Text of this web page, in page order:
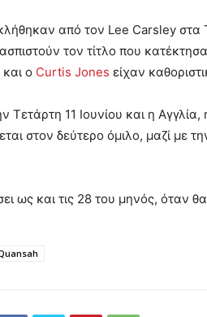
από τον Lee Carsley στα
τον τίτλο που
ο Curtis Jones είχαν
Τετάρτη 11 Ιουνίου και η Αγγλία,
στον δεύτερο όμιλο, μαζί με
ως και τις 28 του μηνός, όταν